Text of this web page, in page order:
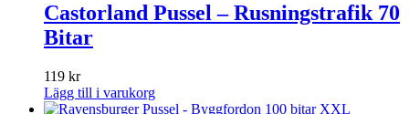
Castorland Pussel – Rusningstrafik 70
Bitar
119 kr
Lägg till i varukorg